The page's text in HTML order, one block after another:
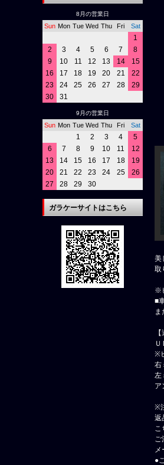
美
取
※
■
ま
※
右
左
ア
※
返
ご
●
8月の営業日
Sun Mon Tue Wed Thu Fri Sat
1
2
3 4 5 6 7
8
9
10 11 12 13 14
15
16
17 18 19 20 21
22
23
24 25 26 27 28
29
30
31
9月の営業日
Sun Mon Tue Wed Thu Fri Sat
1 2 3 4
5
6
7 8 9 10 11
12
13
14 15 16 17 18
19
20
21 22 23 24 25
26
27
28 29 30
ガラケーサイトはこちら